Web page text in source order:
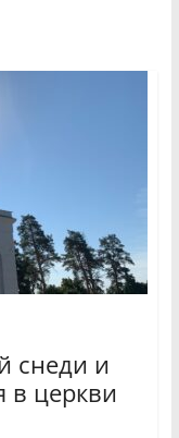
снеди и
в церкви